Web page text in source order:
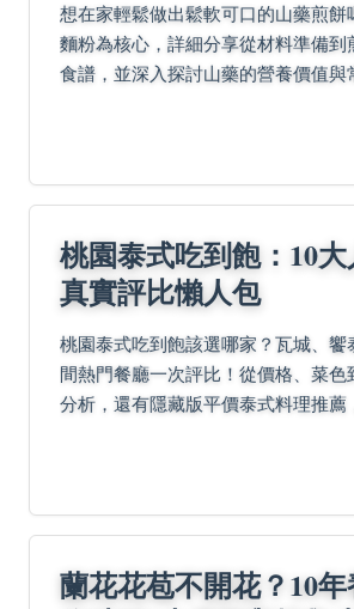
想在家輕鬆做出鬆軟可口的山藥煎餅
麵粉為核心，詳細分享從材料準備到
食譜，並深入探討山藥的營養價值與
桃園泰式吃到飽：10
真實評比懶人包
桃園泰式吃到飽該選哪家？瓦城、饗
間熱門餐廳一次評比！從價格、菜色
分析，還有隱藏版平價泰式料理推薦
蘭花花苞不開花？10